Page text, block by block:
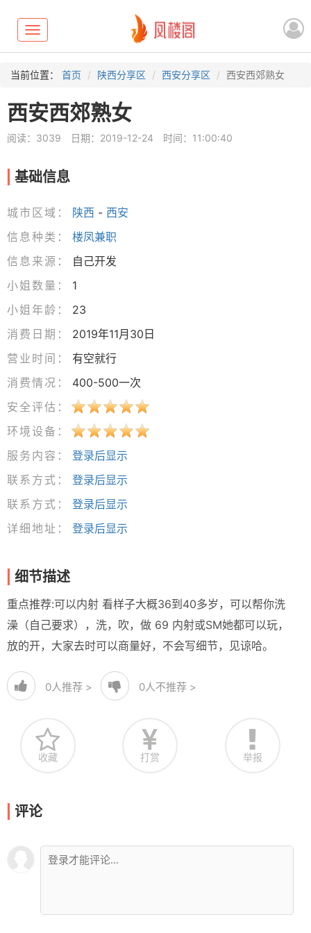
Toggle
navigation
当前位置： 首页 陕西分享区 西安分享区 西安西郊熟女
西安西郊熟女
阅读：3039 日期：2019-12-24 时间：11:00:40
基础信息
城市区域： 陕西 - 西安
信息种类：
楼凤兼职
信息来源：
自己开发
小姐数量：
1
小姐年龄：
23
消费日期：
2019年11月30日
营业时间：
有空就行
消费情况：
400-500一次
安全评估：
环境设备：
服务内容：
登录后显示
联系方式：
登录后显示
联系方式：
登录后显示
详细地址：
登录后显示
细节描述
重点推荐:可以内射 看样子大概36到40多岁，可以帮你洗
澡（自己要求），洗，吹，做 69 内射或SM她都可以玩，
放的开，大家去时可以商量好，不会写细节，见谅哈。
0人推荐 > 0人不推荐 >
收藏 打赏 举报
评论